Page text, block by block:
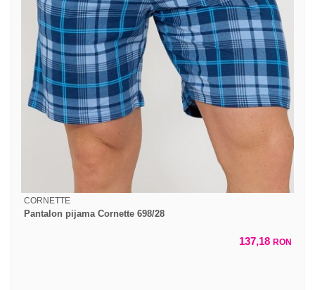
CORNETTE
Pantalon pijama Cornette 698/28
137,18 RON